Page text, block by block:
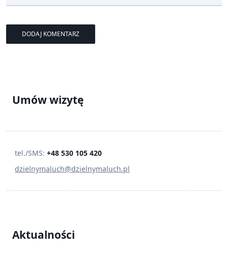
Umów wizytę
tel./SMS:+48 530 105 420
dzielnymaluch@dzielnymaluch.pl
Aktualności